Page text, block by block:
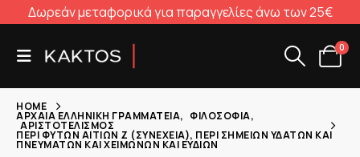
Δωρεάν μεταφορικά για παραγγελίες άνω των 25€
0
HOME
ΑΡΧΑΊΑ ΕΛΛΗΝΙΚΉ ΓΡΑΜΜΑΤΕΊΑ, ΦΙΛΟΣΟΦΊΑ,
ΑΡΙΣΤΟΤΕΛΙΣΜΌΣ
ΠΕΡΊ ΦΥΤΏΝ ΑΙΤΙΏΝ Ζ (ΣΥΝΈΧΕΙΑ), ΠΕΡΊ ΣΗΜΕΊΩΝ ΥΔΆΤΩΝ ΚΑΙ
ΠΝΕΥΜΆΤΩΝ ΚΑΙ ΧΕΙΜΏΝΩΝ ΚΑΙ ΕΥΔΙΏΝ